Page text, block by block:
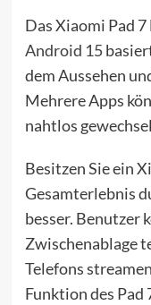
Das Xiaomi Pad
Android 15
dem Aussehen
Mehrere Apps
nahtlos
Besitzen Sie ein
Gesamterlebnis
besser. Benutzer
Zwischenablage
Telefons
Funktion des Pad